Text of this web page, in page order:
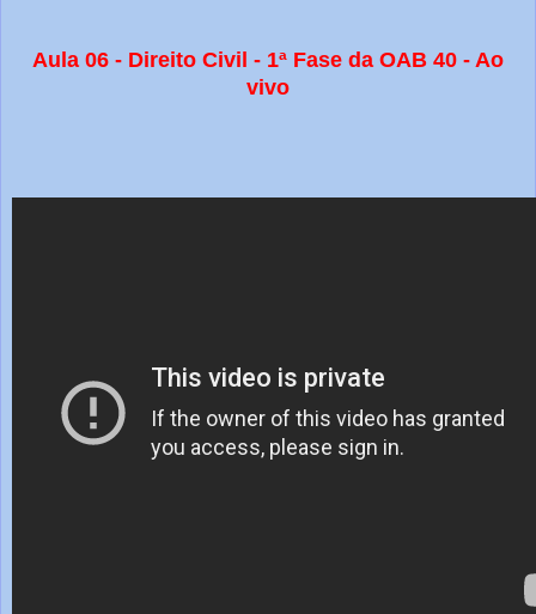
Aula 06 - Direito Civil - 1ª Fase da OAB 40 - Ao
vivo